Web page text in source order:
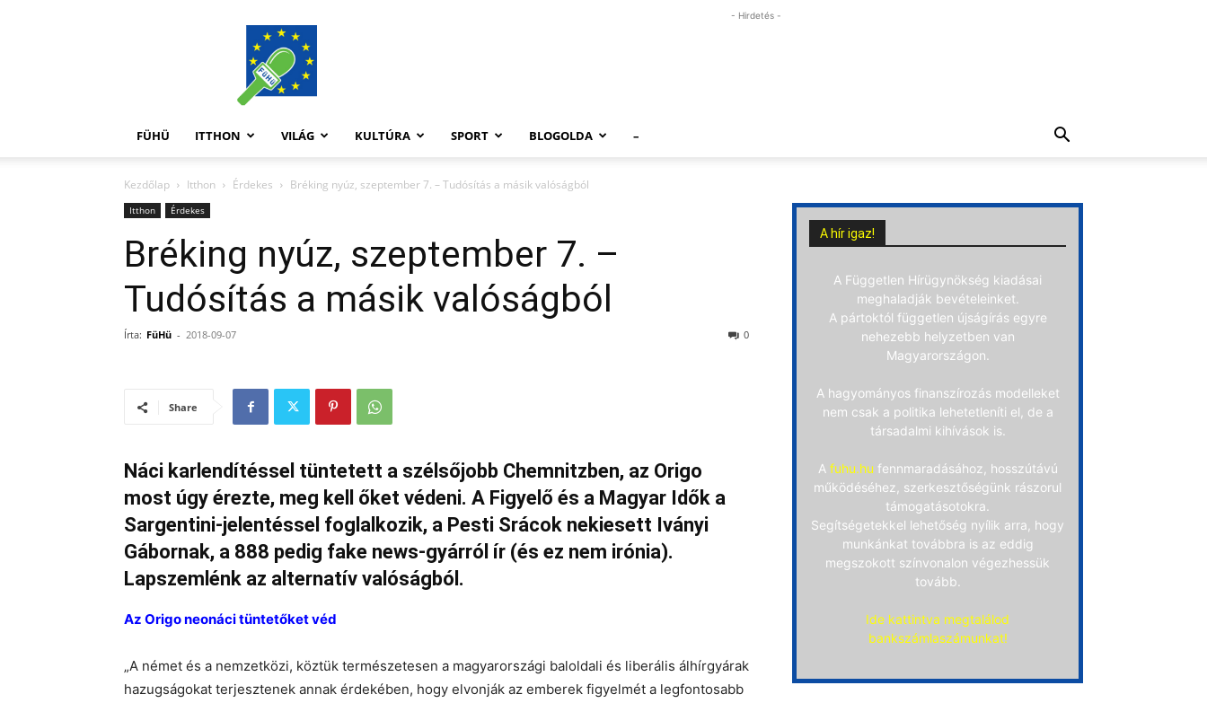
FüHü
- Hirdetés -
FÜHÜ ITTHON VILÁG KULTÚRA SPORT BLOGOLDA –
Kezdőlap Itthon Érdekes Bréking nyúz, szeptember 7. – Tudósítás a másik valóságból
Itthon Érdekes
Bréking nyúz, szeptember 7. –
Tudósítás a másik valóságból
Írta: FüHü - 2018-09-07 0
Share
Náci karlendítéssel tüntetett a szélsőjobb Chemnitzben, az Origo
most úgy érezte, meg kell őket védeni. A Figyelő és a Magyar Idők a
Sargentini-jelentéssel foglalkozik, a Pesti Srácok nekiesett Iványi
Gábornak, a 888 pedig fake news-gyárról ír (és ez nem irónia).
Lapszemlénk az alternatív valóságból.
Az Origo neonáci tüntetőket véd
„A német és a nemzetközi, köztük természetesen a magyarországi baloldali és liberális álhírgyárak
hazugságokat terjesztenek annak érdekében, hogy elvonják az emberek figyelmét a legfontosabb
A hír igaz!
A Független Hírügynökség kiadásai
meghaladják bevételeinket.
A pártoktól független újságírás egyre
nehezebb helyzetben van
Magyarországon.
A hagyományos finanszírozás modelleket
nem csak a politika lehetetleníti el, de a
társadalmi kihívások is.
A fuhu.hu fennmaradásához, hosszútávú
működéséhez, szerkesztőségünk rászorul
támogatásotokra.
Segítségetekkel lehetőség nyílik arra, hogy
munkánkat továbbra is az eddig
megszokott színvonalon végezhessük
tovább.
Ide kattintva megtalálod
bankszámlaszámunkat!